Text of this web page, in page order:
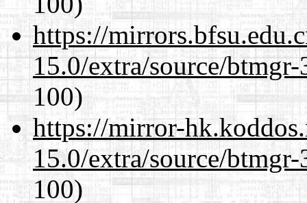
https://
15.0/extra/source/
100)
https://mirror-
15.0/extra/source/
100)